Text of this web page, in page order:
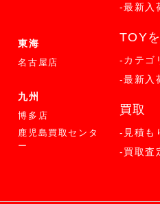
東海
名古屋店
九州
博多店
鹿児島買取センタ
ー
-最新入
TOY
-カテゴ
-最新入
買取
-見積も
-買取査